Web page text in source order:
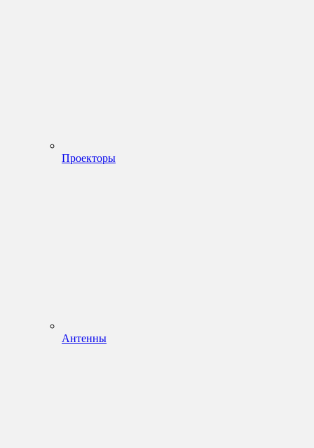
Проекторы
Антенны